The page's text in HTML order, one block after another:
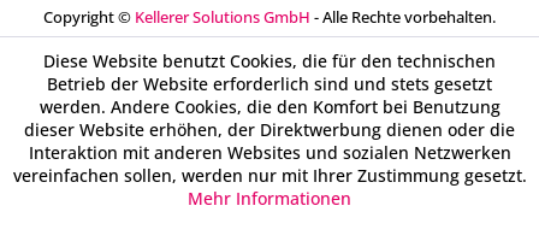
Copyright © Kellerer Solutions GmbH - Alle Rechte vorbehalten.
Diese Website benutzt Cookies, die für den technischen
Betrieb der Website erforderlich sind und stets gesetzt
werden. Andere Cookies, die den Komfort bei Benutzung
dieser Website erhöhen, der Direktwerbung dienen oder die
Interaktion mit anderen Websites und sozialen Netzwerken
vereinfachen sollen, werden nur mit Ihrer Zustimmung gesetzt.
Mehr Informationen